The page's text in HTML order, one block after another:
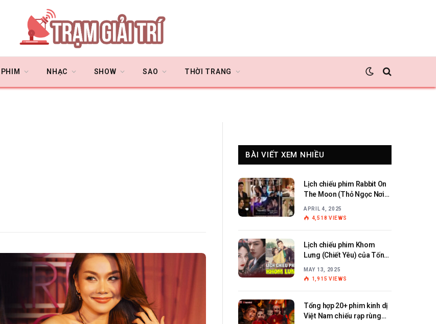
PHIM NHẠC SHOW SAO THỜI TRANG
BÀI VIẾT XEM NHIỀU
Lịch chiếu phim Rabbit On
The Moon (Thỏ Ngọc Nơi
APRIL 4, 2025
4,518 VIEWS
Lịch chiếu phim Khom
Lưng (Chiết Yêu) của Tống
MAY 13, 2025
1,915 VIEWS
Tổng hợp 20+ phim kinh dị
Việt Nam chiếu rạp rùng